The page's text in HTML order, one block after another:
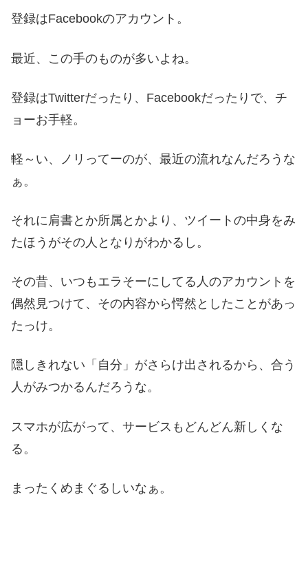
登録はFacebookのアカウント。
最近、この手のものが多いよね。
登録はTwitterだったり、Facebookだったりで、チ
ョーお手軽。
軽～い、ノリってーのが、最近の流れなんだろうな
ぁ。
それに肩書とか所属とかより、ツイートの中身をみ
たほうがその人となりがわかるし。
その昔、いつもエラそーにしてる人のアカウントを
偶然見つけて、その内容から愕然としたことがあっ
たっけ。
隠しきれない「自分」がさらけ出されるから、合う
人がみつかるんだろうな。
スマホが広がって、サービスもどんどん新しくな
る。
まったくめまぐるしいなぁ。